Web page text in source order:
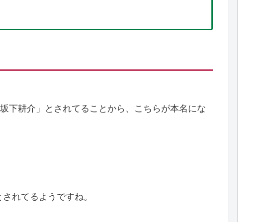
下耕介」とされてることから、こちらが本名にな
れてるようですね。